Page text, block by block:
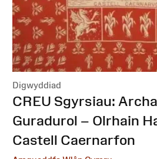
Digwyddiad
:CREU Sgyrsiau:
Guradurol – Olrhain
Castell Caernarfon